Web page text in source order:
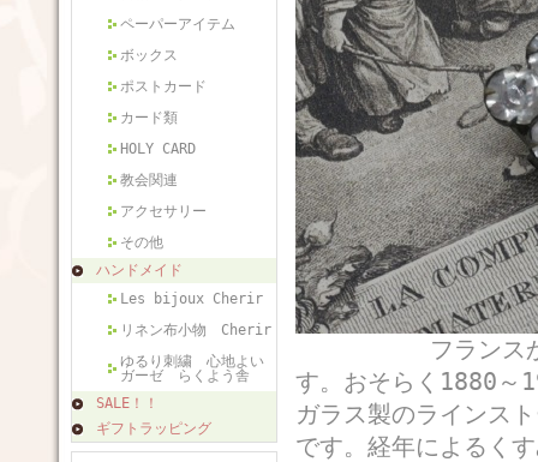
ペーパーアイテム
ボックス
ポストカード
カード類
HOLY CARD
教会関連
アクセサリー
その他
ハンドメイド
Les bijoux Cherir
リネン布小物 Cherir
ゆるり刺繍 心地よい
ガーゼ らくよう舎
SALE！！
ギフトラッピング
フランスから届
す。おそらく1880～
ガラス製のラインス
です。経年によるく